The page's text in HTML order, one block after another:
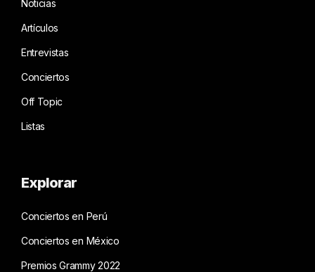
Noticias
Artículos
Entrevistas
Conciertos
Off Topic
Listas
Explorar
Conciertos en Perú
Conciertos en México
Premios Grammy 2022